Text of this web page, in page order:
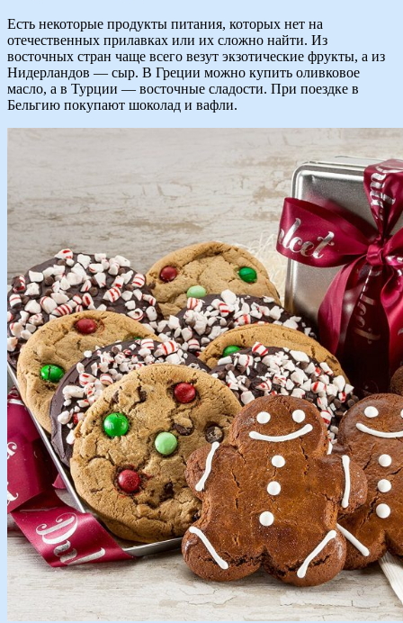
Есть некоторые продукты питания, которых нет на
отечественных прилавках или их сложно найти. Из
восточных стран чаще всего везут экзотические фрукты, а из
Нидерландов — сыр. В Греции можно купить оливковое
масло, а в Турции — восточные сладости. При поездке в
Бельгию покупают шоколад и вафли.